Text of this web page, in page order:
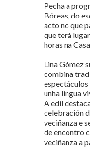
Pecha a
Bóreas, do
acto no que
que terá
horas na
Lina Gómez
combina
espectáculos
unha lingua
A edil
celebración
veciñanza e
de encontro
veciñanza a